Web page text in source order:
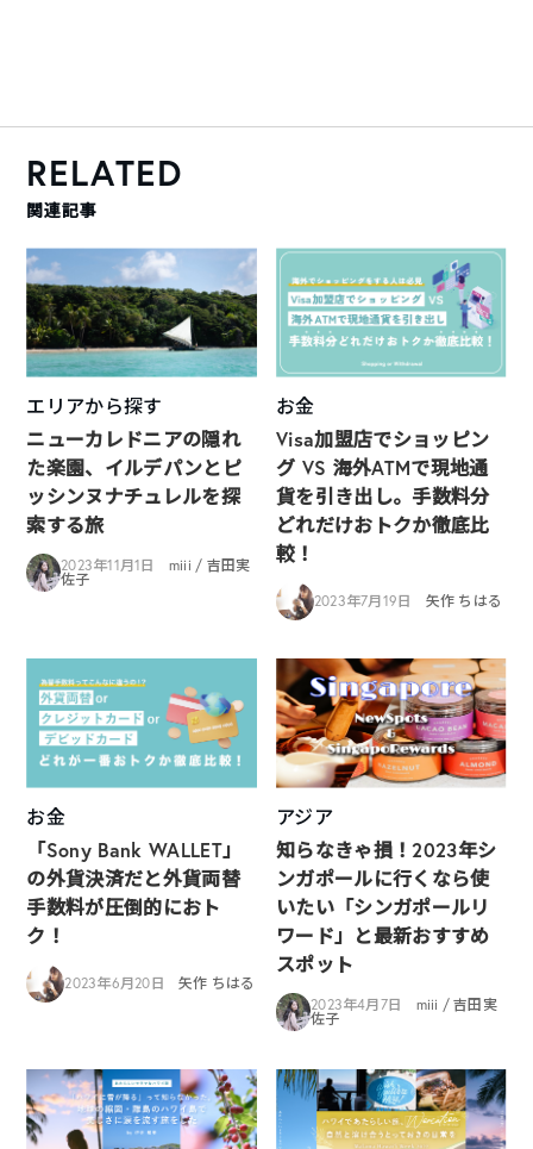
RELATED
関連記事
エリアから探す
ニューカレドニアの隠れ
た楽園、イルデパンとピ
ッシンヌナチュレルを探
索する旅
2023年11月1日
miii / 吉田実
佐子
お金
Visa加盟店でショッピン
グ VS 海外ATMで現地通
貨を引き出し。手数料分
どれだけおトクか徹底比
較！
2023年7月19日 矢作 ちはる
お金
「Sony Bank WALLET」
の外貨決済だと外貨両替
手数料が圧倒的におト
ク！
2023年6月20日 矢作 ちはる
アジア
知らなきゃ損！2023年シ
ンガポールに行くなら使
いたい「シンガポールリ
ワード」と最新おすすめ
スポット
2023年4月7日
miii / 吉田実
佐子